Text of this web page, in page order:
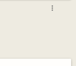
more_vert